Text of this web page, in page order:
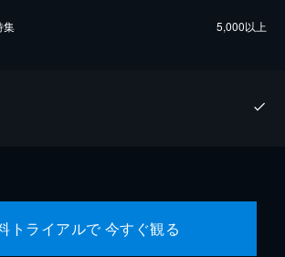
集 5,000以上
トライアルで 今すぐ観る